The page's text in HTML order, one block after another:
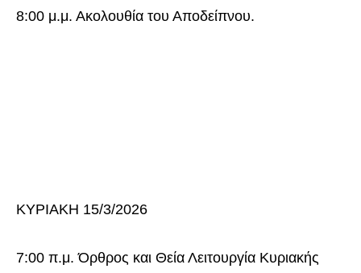
8:00 μ.μ. Ακολουθία του Αποδείπνου.
ΚΥΡΙΑΚΗ 15/3/2026
7:00 π.μ. Όρθρος και Θεία Λειτουργία Κυριακής